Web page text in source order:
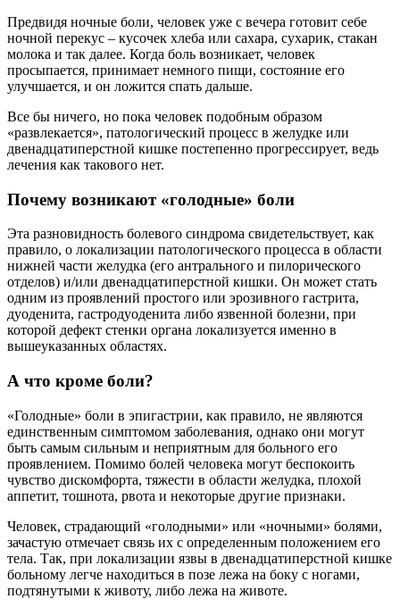
Предвидя ночные боли, человек уже с вечера готовит себе
ночной перекус – кусочек хлеба или сахара, сухарик, стакан
молока и так далее. Когда боль возникает, человек
просыпается, принимает немного пищи, состояние его
улучшается, и он ложится спать дальше.
Все бы ничего, но пока человек подобным образом
«развлекается», патологический процесс в желудке или
двенадцатиперстной кишке постепенно прогрессирует, ведь
лечения как такового нет.
Почему возникают «голодные» боли
Эта разновидность болевого синдрома свидетельствует, как
правило, о локализации патологического процесса в области
нижней части желудка (его антрального и пилорического
отделов) и/или двенадцатиперстной кишки. Он может стать
одним из проявлений простого или эрозивного гастрита,
дуоденита, гастродуоденита либо язвенной болезни, при
которой дефект стенки органа локализуется именно в
вышеуказанных областях.
А что кроме боли?
«Голодные» боли в эпигастрии, как правило, не являются
единственным симптомом заболевания, однако они могут
быть самым сильным и неприятным для больного его
проявлением. Помимо болей человека могут беспокоить
чувство дискомфорта, тяжести в области желудка, плохой
аппетит, тошнота, рвота и некоторые другие признаки.
Человек, страдающий «голодными» или «ночными» болями,
зачастую отмечает связь их с определенным положением его
тела. Так, при локализации язвы в двенадцатиперстной кишке
больному легче находиться в позе лежа на боку с ногами,
подтянутыми к животу, либо лежа на животе.